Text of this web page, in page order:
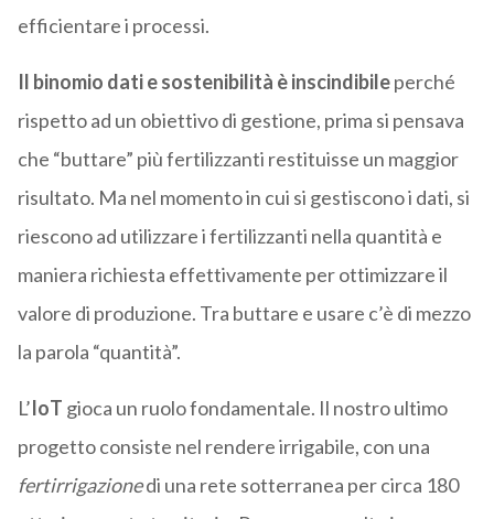
efficientare i processi.
Il binomio dati e sostenibilità è inscindibileperché
rispetto ad un obiettivo di gestione, prima si pensava
che “buttare” più fertilizzanti restituisse un maggior
risultato. Ma nel momento in cui si gestiscono i dati, si
riescono ad utilizzare i fertilizzanti nella quantità e
maniera richiesta effettivamente per ottimizzare il
valore di produzione. Tra buttare e usare c’è di mezzo
la parola “quantità”.
L’IoT gioca un ruolo fondamentale. Il nostro ultimo
progetto consiste nel rendere irrigabile, con una
fertirrigazionedi una rete sotterranea per circa 180